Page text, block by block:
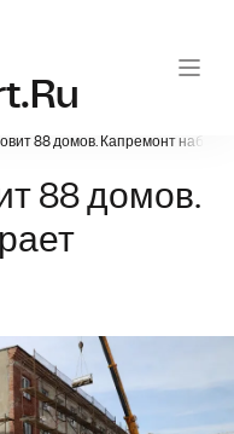
88 домов. Капремонт
88 домов.